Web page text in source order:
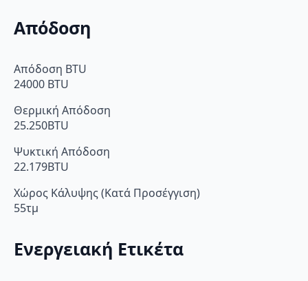
Απόδοση
Απόδοση BTU
24000 BTU
Θερμική Απόδοση
25.250BTU
Ψυκτική Απόδοση
22.179BTU
Χώρος Κάλυψης (Κατά Προσέγγιση)
55τμ
Ενεργειακή Ετικέτα